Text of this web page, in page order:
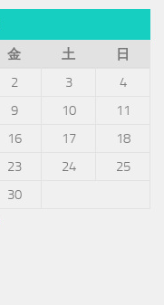
金 土
日
2 3
4
9 10
11
16 17
18
23 24
25
30